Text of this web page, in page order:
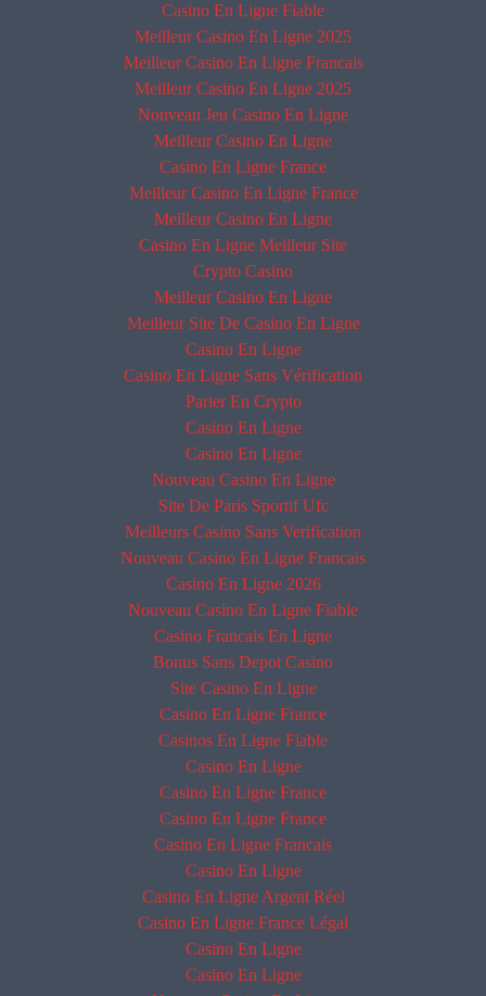
Casino En Ligne Fiable
Meilleur Casino En Ligne 2025
Meilleur Casino En Ligne Francais
Meilleur Casino En Ligne 2025
Nouveau Jeu Casino En Ligne
Meilleur Casino En Ligne
Casino En Ligne France
Meilleur Casino En Ligne France
Meilleur Casino En Ligne
Casino En Ligne Meilleur Site
Crypto Casino
Meilleur Casino En Ligne
Meilleur Site De Casino En Ligne
Casino En Ligne
Casino En Ligne Sans Vérification
Parier En Crypto
Casino En Ligne
Casino En Ligne
Nouveau Casino En Ligne
Site De Paris Sportif Ufc
Meilleurs Casino Sans Verification
Nouveau Casino En Ligne Francais
Casino En Ligne 2026
Nouveau Casino En Ligne Fiable
Casino Francais En Ligne
Bonus Sans Depot Casino
Site Casino En Ligne
Casino En Ligne France
Casinos En Ligne Fiable
Casino En Ligne
Casino En Ligne France
Casino En Ligne France
Casino En Ligne Francais
Casino En Ligne
Casino En Ligne Argent Réel
Casino En Ligne France Légal
Casino En Ligne
Casino En Ligne